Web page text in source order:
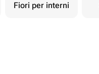
Fiori per interni